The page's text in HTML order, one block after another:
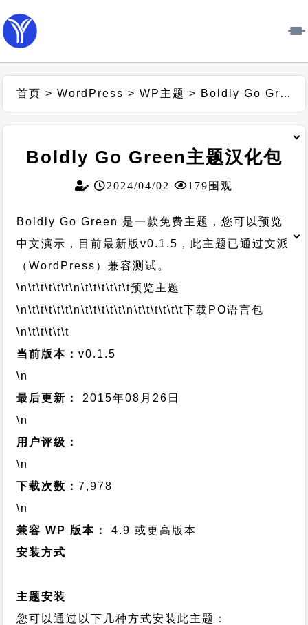
首页 >WordPress >WP主题 > Boldly Go Green主题汉化包
Boldly Go Green主题汉化包
2024/04/02 179围观
Boldly Go Green 是一款免费主题，您可以预览
中文演示，目前最新版v0.1.5，此主题已通过文派
（WordPress）兼容测试。
\n\t\t\t\t\t\n\t\t\t\t\t\t预览主题
\n\t\t\t\t\t\n\t\t\t\t\t\n\t\t\t\t\t\t下载PO语言包
\n\t\t\t\t\t
当前版本：v0.1.5
\n
最后更新：
2015年08月26日
\n
用户评级：
\n
下载次数：7,978
\n
兼容 WP 版本：
4.9 或更高版本
安装方式
主题安装
您可以通过以下几种方式安装此主题：